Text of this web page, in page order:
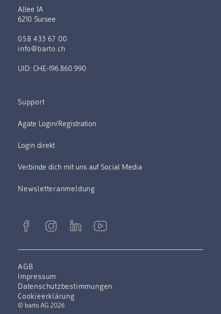
Allee 1A
6210 Sursee
058 433 67 00
info@barto.ch
UID: CHE-196.860.990
Support
Verbinde dich mit uns auf Social Media
Newsletteranmeldung
AGB
Impressum
Datenschutzbestimmungen
Cookieerklärung
© barto AG 2026